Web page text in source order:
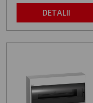
DETALII